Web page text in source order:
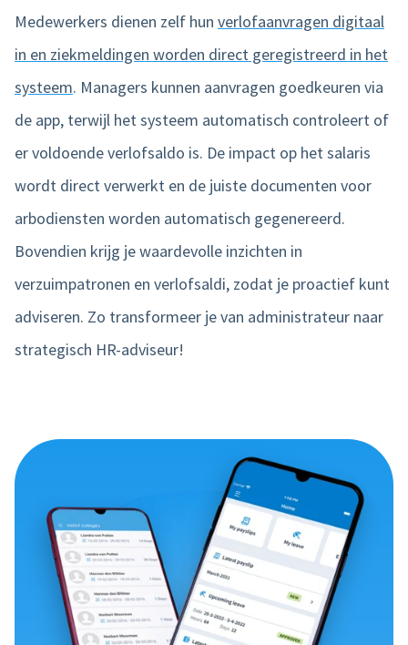
Medewerkers dienen zelf hun verlofaanvragen digitaal
in en ziekmeldingen worden direct geregistreerd in het
systeem. Managers kunnen aanvragen goedkeuren via
de app, terwijl het systeem automatisch controleert of
er voldoende verlofsaldo is. De impact op het salaris
wordt direct verwerkt en de juiste documenten voor
arbodiensten worden automatisch gegenereerd.
Bovendien krijg je waardevolle inzichten in
verzuimpatronen en verlofsaldi, zodat je proactief kunt
adviseren. Zo transformeer je van administrateur naar
strategisch HR-adviseur!